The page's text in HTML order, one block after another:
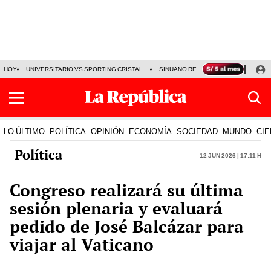
HOY UNIVERSITARIO VS SPORTING CRISTAL SINUANO RESULTADOS HOY
LO ÚLTIMO POLÍTICA OPINIÓN ECONOMÍA SOCIEDAD MUNDO
Política 12 Jun 2026 | 17:11 h
Congreso realizará su última
sesión plenaria y evaluará
pedido de José Balcázar para
viajar al Vaticano